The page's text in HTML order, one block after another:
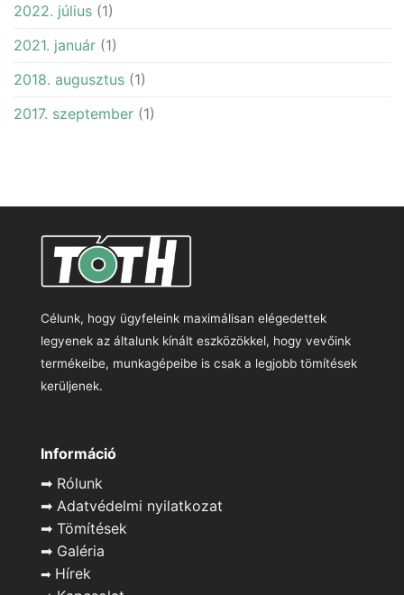
2022. július (1)
2021. január (1)
2018. augusztus (1)
2017. szeptember (1)
Célunk, hogy ügyfeleink maximálisan elégedettek
legyenek az általunk kínált eszközökkel, hogy vevőink
termékeibe, munkagépeibe is csak a legjobb tömítések
kerüljenek.
Információ
➡ Rólunk
➡ Adatvédelmi nyilatkozat
➡ Tömítések
➡ Galéria
➡ Hírek